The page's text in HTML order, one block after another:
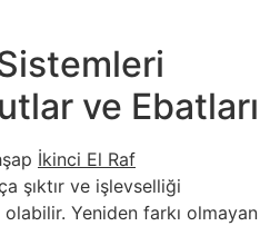
ve Ebatları
İkinci El Raf
şıktır ve işlevselliği
Yeniden farkı olmayan